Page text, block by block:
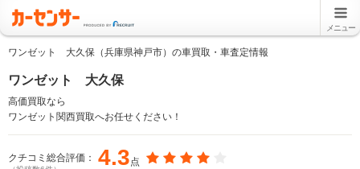
メニュー
ワンゼット 大久保（兵庫県神戸市）の車買取・車査定情報
ワンゼット 大久保
高価買取なら
ワンゼット関西買取へお任せください！
クチコミ総合評価： 4.3点